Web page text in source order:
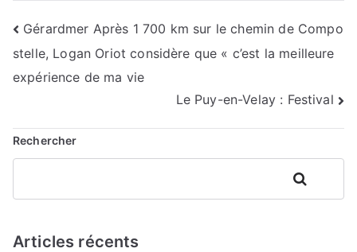
Navigation
de
Gérardmer Après 1 700 km sur le chemin de Compo
stelle, Logan Oriot considère que « c’est la meilleure
expérience de ma vie
Le Puy-en-Velay : Festival
Rechercher
Rechercher
Articles récents